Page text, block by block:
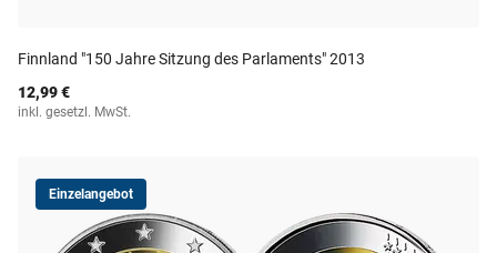
Finnland "150 Jahre Sitzung des Parlaments" 2013
12,99 €
inkl. gesetzl. MwSt.
Einzelangebot